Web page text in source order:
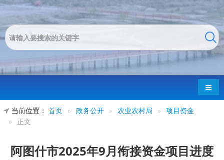
导航
当前位置： 首页 » 政务公开 » 农业农村局 » 项目资金
»
正文
阿图什市2025年9月衔接资金项目进度